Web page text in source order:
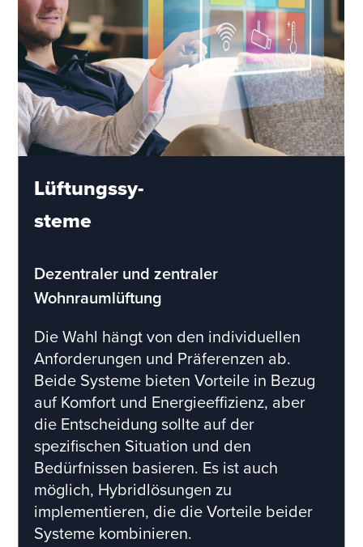
Lüftungssy-
steme
Dezentraler und zentraler
Wohnraumlüftung
Die Wahl hängt von den individuellen
Anforderungen und Präferenzen ab.
Beide Systeme bieten Vorteile in Bezug
auf Komfort und Energieeffizienz, aber
die Entscheidung sollte auf der
spezifischen Situation und den
Bedürfnissen basieren. Es ist auch
möglich, Hybridlösungen zu
implementieren, die die Vorteile beider
Systeme kombinieren.